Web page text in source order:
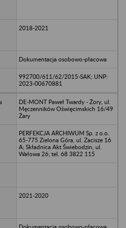
2018-2021
Dokumentacja osobowo-płacowa
992700/611/62/2015-SAK; UNP:
2023-00670881
DE-MONT Paweł Twardy - Żory, ul.
Męczenników Oświęcimskich 16/49
Żary
PERFEKCJA ARCHIWUM Sp. z o.o.
65-775 Zielona Góra, ul. Zacisze 16
A; Składnica Akt Świebodzin, ul.
Wałowa 26; tel. 68 3822 115
2021-2020